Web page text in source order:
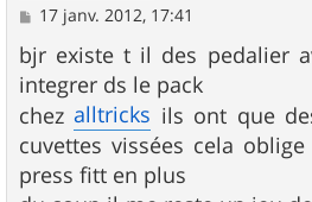
M
s
s
a
g
e
17 janv. 2012, 17:41
bjr existe t il des pedalier
integrer ds le pack
chezalltricks ils ont que
cuvettes vissées cela
press fitt en plus